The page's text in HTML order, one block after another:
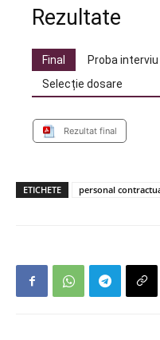
Rezultate
Final Proba interviu
Selecție dosare
Rezultat final
ETICHETE personal